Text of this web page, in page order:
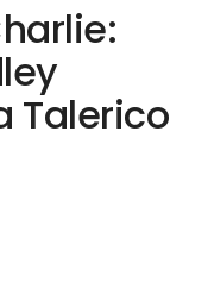
Talerico